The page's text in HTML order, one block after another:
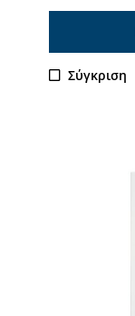
Σύγκριση